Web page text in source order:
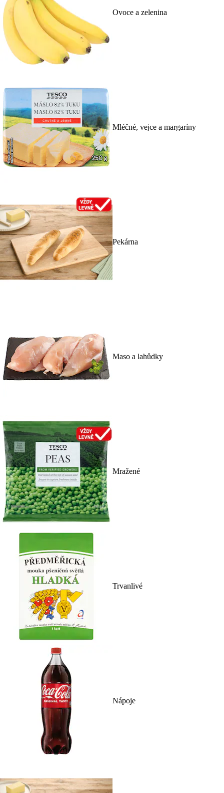
Ovoce a zelenina
Mléčné, vejce a margaríny
Pekárna
Maso a lahůdky
Mražené
Trvanlivé
Nápoje